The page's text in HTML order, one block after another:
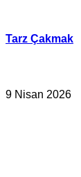
Tarz Çakmak
9 Nisan 2026